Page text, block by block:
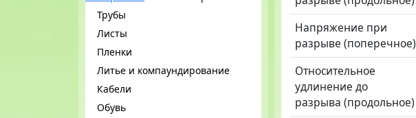
Трубы
Листы
Пленки
Литье и компаундирование
Кабели
Обувь
Напряжение при
разрыве (поперечное)
Относительное
удлинение до
разрыва (продольное)